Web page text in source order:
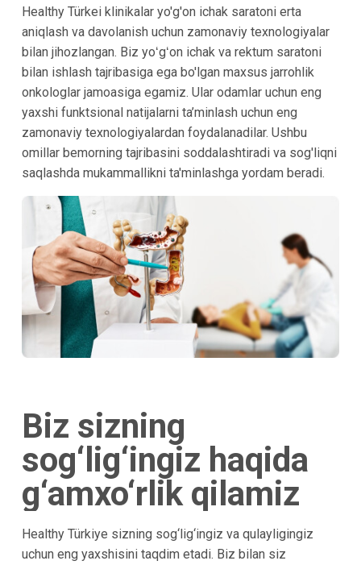
Healthy Türkei klinikalar yo'g'on ichak saratoni erta
aniqlash va davolanish uchun zamonaviy texnologiyalar
bilan jihozlangan. Biz yoʻgʻon ichak va rektum saratoni
bilan ishlash tajribasiga ega bo'lgan maxsus jarrohlik
onkologlar jamoasiga egamiz. Ular odamlar uchun eng
yaxshi funktsional natijalarni ta’minlash uchun eng
zamonaviy texnologiyalardan foydalanadilar. Ushbu
omillar bemorning tajribasini soddalashtiradi va sog'liqni
saqlashda mukammallikni ta'minlashga yordam beradi.
Biz sizning
sog‘lig‘ingiz haqida
g‘amxo‘rlik qilamiz
Healthy Türkiye sizning sog‘lig‘ingiz va qulayligingiz
uchun eng yaxshisini taqdim etadi. Biz bilan siz